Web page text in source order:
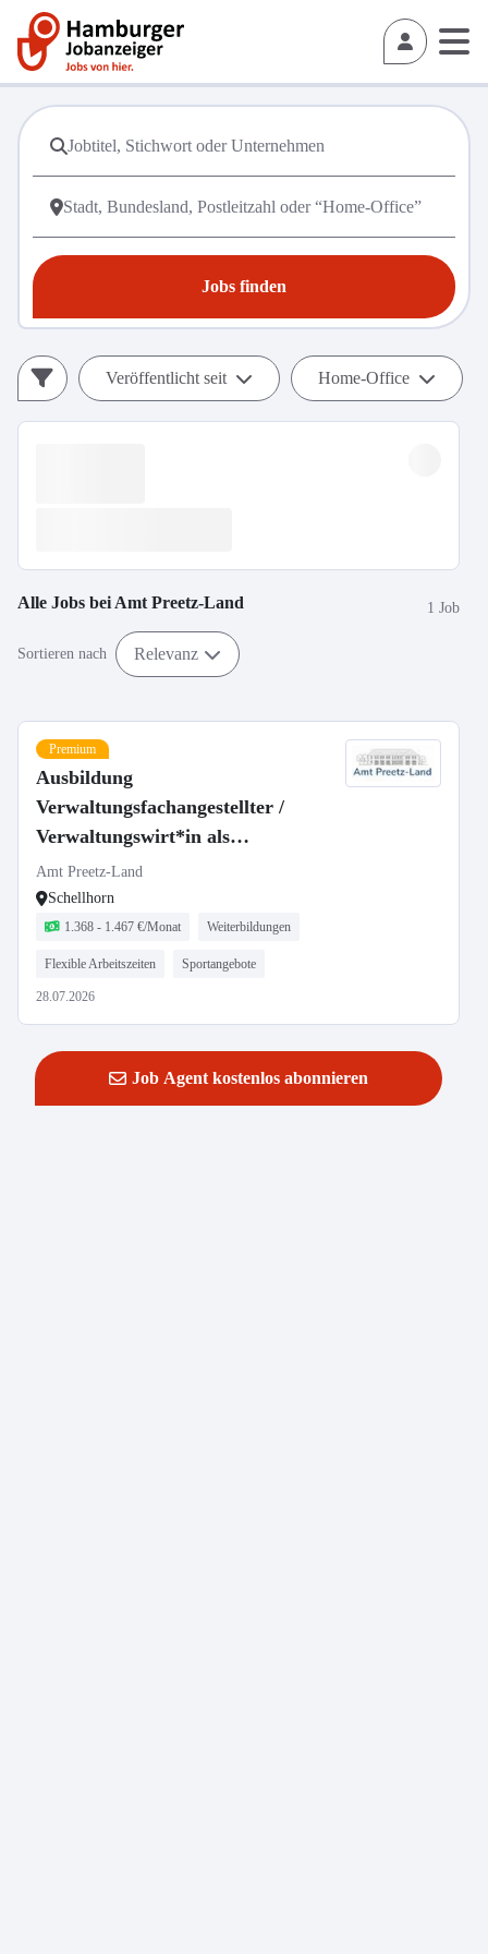
Jobs finden
Veröffentlicht seit Home-Office
Alle Jobs bei Amt Preetz-Land 1 Job
Sortieren nach Relevanz
Premium
Ausbildung
Verwaltungsfachangestellter /
Verwaltungswirt*in als
Amtsobersekretäranwärter*in
(m/w/d)
Amt Preetz-Land
Schellhorn
1.368 - 1.467 €/Monat Weiterbildungen
Flexible Arbeitszeiten Sportangebote
28.07.2026
Job Agent kostenlos abonnieren